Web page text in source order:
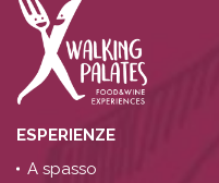
ESPERIENZE
A spasso